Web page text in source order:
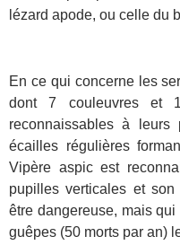
lézard apode, ou celle du
En ce qui concerne les
dont 7 couleuvres et
reconnaissables à
écailles régulières
Vipère aspic est
pupilles verticales et
être dangereuse, mais
guêpes (50 morts par an)